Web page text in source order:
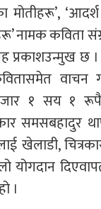
‘आदर्श
नामक कविता
प्रकाशउन्मुख छ
वाचन
१ सय १
समसबहादुर
खेलाडी,
योगदान
।